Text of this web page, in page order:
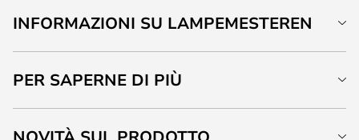
INFORMAZIONI SU LAMPEMESTEREN
PER SAPERNE DI PIÙ